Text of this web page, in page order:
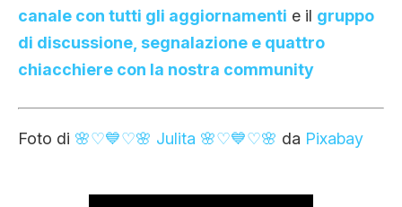
canale con tutti gli aggiornamenti e il gruppo
di discussione, segnalazione e quattro
chiacchiere con la nostra community
Foto di 🌸♡💙♡🌸 Julita 🌸♡💙♡🌸 da Pixabay